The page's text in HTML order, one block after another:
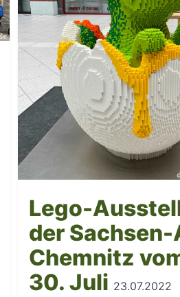
Lego-
der
Chemnitz
30. Juli 23.07.2022